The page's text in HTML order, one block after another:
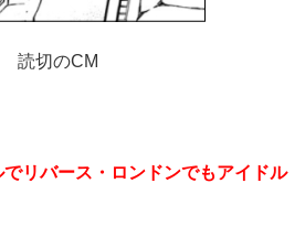
読切のCM
でリバース・ロンドンでもアイドル